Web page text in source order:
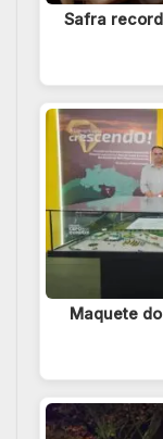
Safra
Maquete